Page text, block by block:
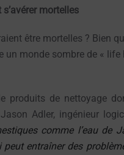
mortelles
être mortelles ? Bien
monde sombre de « life
produits de nettoyage
Adler, ingénieur
comme l’eau de
entraîner des